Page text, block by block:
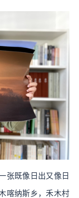
张既像日出又像日
喀纳斯乡，禾木村